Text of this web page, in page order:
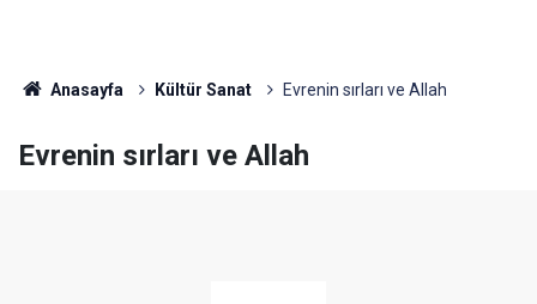
Anasayfa Kültür Sanat Evrenin sırları ve Allah
Evrenin sırları ve Allah